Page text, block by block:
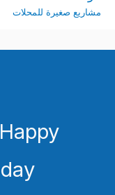
مشاريع صغيرة للمحلات